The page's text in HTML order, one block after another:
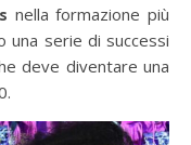
nella formazione più
una serie di successi
deve diventare una